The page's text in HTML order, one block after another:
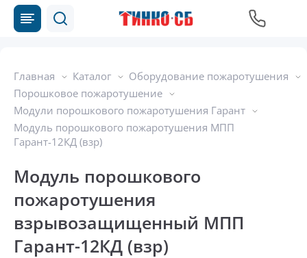
Главная Каталог
Оборудование пожаротушения
Порошковое пожаротушение
Модули порошкового пожаротушения Гарант
Модуль порошкового пожаротушения МПП
Гарант-12КД (взр)
Модуль порошкового
пожаротушения
взрывозащищенный МПП
Гарант-12КД (взр)